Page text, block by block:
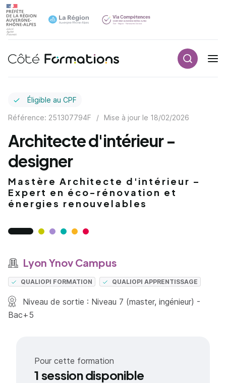
Navigation principale
Éligible au CPF
Référence: 251307794F / Mise à jour le 18/02/2026
Architecte d'intérieur -
designer
Mastère Architecte d'intérieur –
Expert en éco-rénovation et
énergies renouvelables
Lyon Ynov Campus
QUALIOPI FORMATION QUALIOPI APPRENTISSAGE
Niveau de sortie : Niveau 7 (master, ingénieur) -
Bac+5
Pour cette formation
1 session disponible